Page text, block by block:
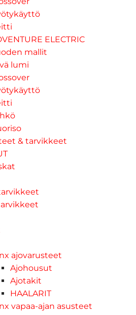
ELECTRIC
mallit
lumi
& tarvikkeet
ajovarusteet
Ajohousut
Ajotakit
HAALARIT
vapaa-ajan asusteet